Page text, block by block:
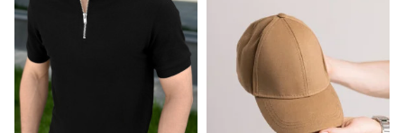
Сезон
Склад тканини 100% поліестер
Країна - виробник україна